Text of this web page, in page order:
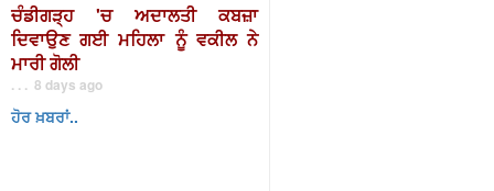
ਚੰਡੀਗੜ੍ਹ 'ਚ ਅਦਾਲਤੀ ਕਬਜ਼ਾ
ਦਿਵਾਉਣ ਗਈ ਮਹਿਲਾ ਨੂੰ ਵਕੀਲ ਨੇ
ਮਾਰੀ ਗੋਲੀ
. . . 8 days ago
ਹੋਰ ਖ਼ਬਰਾਂ..